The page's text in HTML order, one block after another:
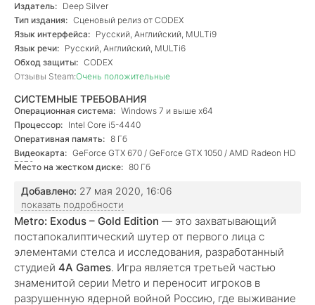
Издатель: Deep Silver
Тип издания: Сценовый релиз от CODEX
Язык интерфейса: Русский, Английский, MULTi9
Язык речи: Русский, Английский, MULTi6
Обход защиты: CODEX
Отзывы Steam:Очень положительные
СИСТЕМНЫЕ ТРЕБОВАНИЯ
Операционная система: Windows 7 и выше х64
Процессор: Intel Core i5-4440
Оперативная память: 8 Гб
Видеокарта: GeForce GTX 670 / GeForce GTX 1050 / AMD Radeon HD
7870
Место на жестком диске: 80 Гб
Добавлено: 27 мая 2020, 16:06
показать подробности
Metro: Exodus – Gold Edition — это захватывающий
постапокалиптический шутер от первого лица с
элементами стелса и исследования, разработанный
студией 4A Games. Игра является третьей частью
знаменитой серии Metro и переносит игроков в
разрушенную ядерной войной Россию, где выживание